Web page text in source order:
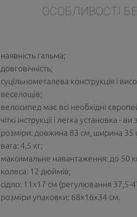
ОСОБЛИВОСТІ
наявність гальма;
довговічність;
суцільнометалева конструкція і
веселощів;
велосипед має всі необхідні
чіткі інструкції і легка установка -
розміри: довжина 83 см, ширина 35
вага: 4,5 кг;
максимальне навантаження: до 50
колеса: 12 дюймів;
сідло: 11х17 см (регулювання 37,5-
розміри упаковки: 68x16x34 см.